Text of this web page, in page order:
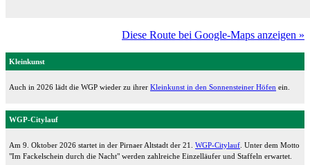
Diese Route bei Google-Maps anzeigen »
Kleinkunst
Auch in 2026 lädt die WGP wieder zu ihrer Kleinkunst in den Sonnensteiner Höfen ein.
WGP-Citylauf
Am 9. Oktober 2026 startet in der Pirnaer Altstadt der 21. WGP-Citylauf . Unter dem Motto
"Im Fackelschein durch die Nacht" werden zahlreiche Einzelläufer und Staffeln erwartet.